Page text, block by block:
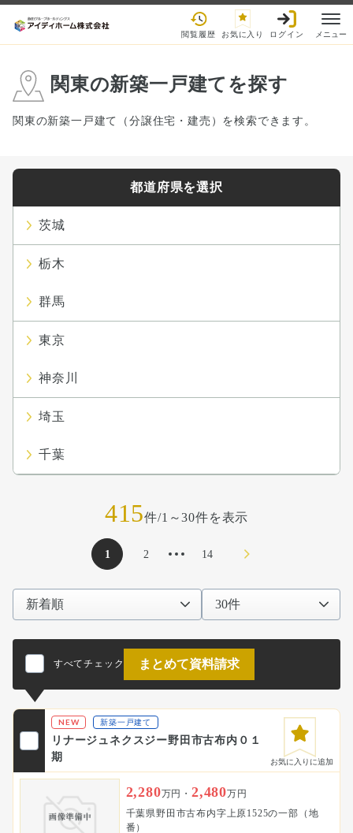
閲覧履歴 お気に入り ログイン メニュー
関東の新築一戸建てを探す
関東の新築一戸建て（分譲住宅・建売）を検索できます。
都道府県を選択
茨城
栃木
群馬
東京
神奈川
埼玉
千葉
415件/1～30件を表示
1 2 14
次のページへ
すべてチェック まとめて資料請求
NEW 新築一戸建て
リナージュネクスジー野田市古布内０１
期
お気に入りに追加
2,280万円・ 2,480万円
千葉県野田市古布内字上原1525の一部（地
番）